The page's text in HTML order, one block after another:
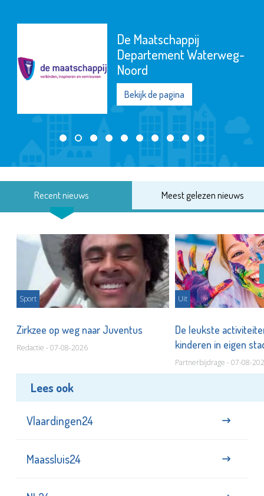
De Maatschappij
Departement Waterweg-
Noord
Bekijk de pagina
Recent nieuws Meest gelezen nieuws
Sport
Zirkzee op weg naar Juventus
Redactie - 07-08-2026
Uit
De leukste
kinderen in eigen
Partnerbijdrage - 07-08-
Lees ook
Vlaardingen24
Maassluis24